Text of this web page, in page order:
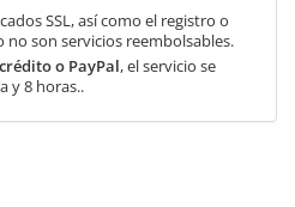
SSL, así como el registro o
son servicios reembolsables.
o PayPal, el servicio se
y 8 horas..